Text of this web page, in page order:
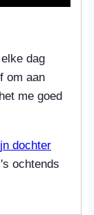
dag
om aan
me goed
dochter
ochtends